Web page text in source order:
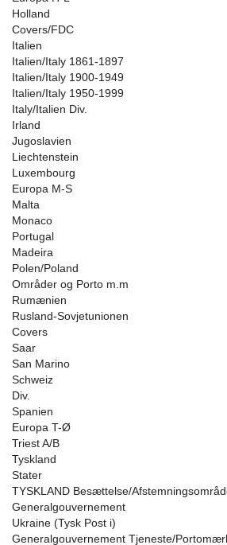
Holland
Covers/FDC
Italien
Italien/Italy 1861-1897
Italien/Italy 1900-1949
Italien/Italy 1950-1999
Italy/Italien Div.
Irland
Jugoslavien
Liechtenstein
Luxembourg
Europa M-S
Malta
Monaco
Portugal
Madeira
Polen/Poland
Områder og Porto m.m
Rumænien
Rusland-Sovjetunionen
Covers
Saar
San Marino
Schweiz
Div.
Spanien
Europa T-Ø
Triest A/B
Tyskland
Stater
TYSKLAND Besættelse/
Generalgouvernement
Ukraine (Tysk Post i)
Generalgouvernement Tjeneste/